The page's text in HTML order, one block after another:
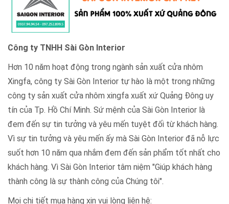
Công ty TNHH Sài Gòn Interior
Hơn 10 năm hoạt động trong ngành sản xuất cửa nhôm
Xingfa, công ty Sài Gòn Interior tự hào là một trong những
công ty sản xuất cửa nhôm xingfa xuất xứ Quảng Đông uy
tín của Tp. Hồ Chí Minh. Sứ mệnh của Sài Gòn Interior là
đem đến sự tin tưởng và yêu mến tuyệt đối từ khách hàng.
Vì sự tin tưởng và yêu mến ấy mà Sài Gòn Interior đã nỗ lực
suốt hơn 10 năm qua nhắm đem đến sản phẩm tốt nhất cho
khách hàng. Vì Sài Gòn Interior tâm niệm "Giúp khách hàng
thành công là sự thành công của Chúng tôi".
Mọi chi tiết mua hàng xin vui lòng liên hệ: